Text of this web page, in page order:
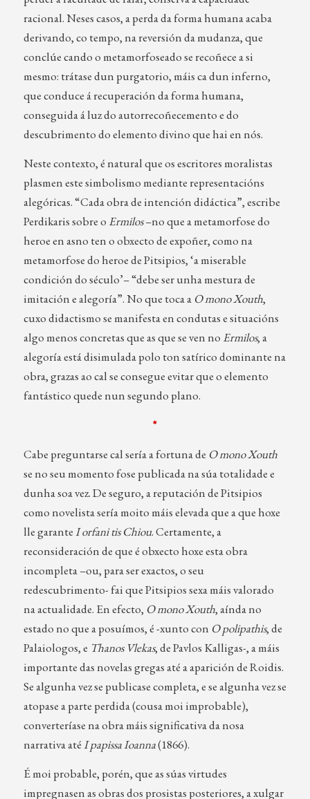
racional. Neses casos, a perda da forma humana acaba
derivando, co tempo, na reversión da mudanza, que
conclúe cando o metamorfoseado se recoñece a si
mesmo: trátase dun purgatorio, máis ca dun inferno,
que conduce á recuperación da forma humana,
conseguida á luz do autorrecoñecemento e do
descubrimento do elemento divino que hai en nós.
Neste contexto, é natural que os escritores moralistas
plasmen este simbolismo mediante representacións
alegóricas. “Cada obra de intención didáctica”, escribe
Perdikaris sobre o Ermilos–no que a metamorfose do
heroe en asno ten o obxecto de expoñer, como na
metamorfose do heroe de Pitsipios, ‘a miserable
condición do século’– “debe ser unha mestura de
imitación e alegoría”. No que toca a O mono Xouth,
cuxo didactismo se manifesta en condutas e situacións
algo menos concretas que as que se ven no Ermilos, a
alegoría está disimulada polo ton satírico dominante na
obra, grazas ao cal se consegue evitar que o elemento
fantástico quede nun segundo plano.
*
Cabe preguntarse cal sería a fortuna de O mono Xouth
se no seu momento fose publicada na súa totalidade e
dunha soa vez. De seguro, a reputación de Pitsipios
como novelista sería moito máis elevada que a que hoxe
lle garanteI orfani tis Chiou. Certamente, a
reconsideración de que é obxecto hoxe esta obra
incompleta –ou, para ser exactos, o seu
redescubrimento- fai que Pitsipios sexa máis valorado
na actualidade. En efecto, O mono Xouth, aínda no
estado no que a posuímos, é -xunto con O polipathis, de
Palaiologos, e Thanos Vlekas, de Pavlos Kalligas-, a máis
importante das novelas gregas até a aparición de Roidis.
Se algunha vez se publicase completa, e se algunha vez se
atopase a parte perdida (cousa moi improbable),
converteríase na obra máis significativa da nosa
narrativa atéI papissa Ioanna(1866).
É moi probable, porén, que as súas virtudes
impregnasen as obras dos prosistas posteriores, a xulgar